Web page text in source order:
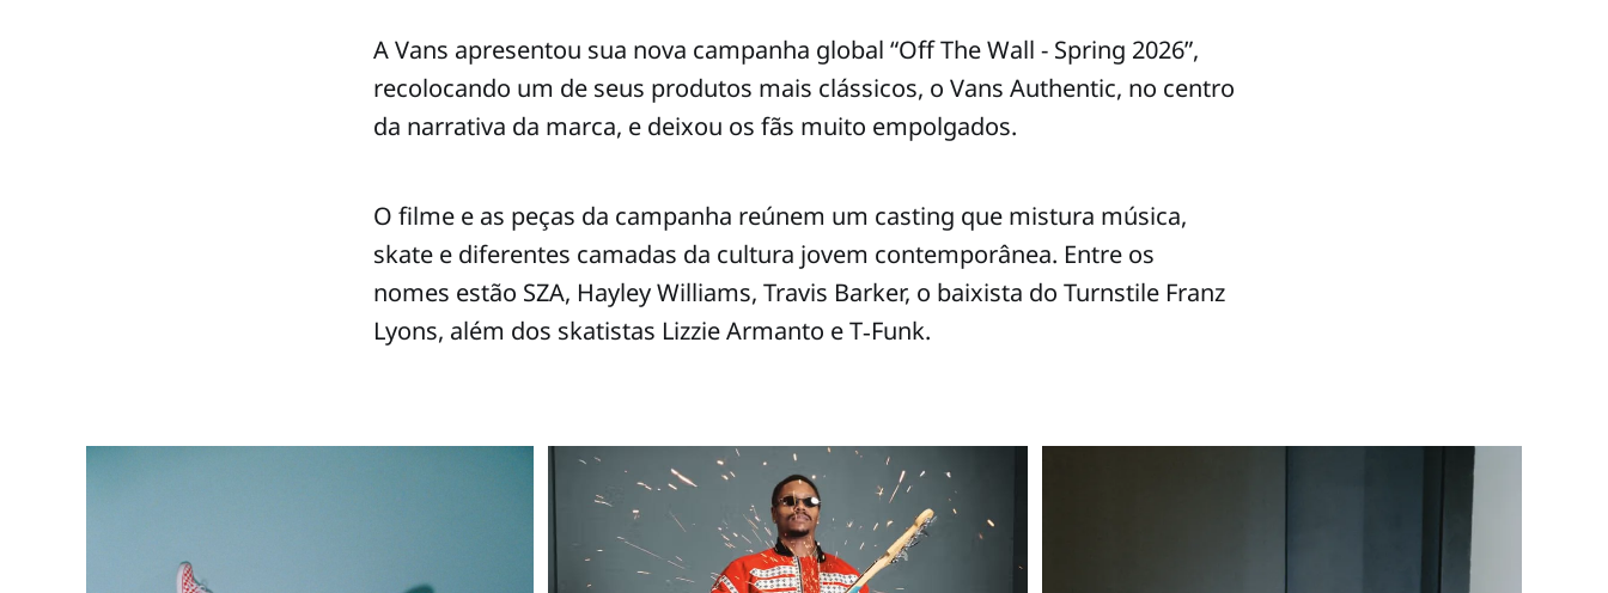
A Vans apresentou sua nova campanha global “Off The Wall - Spring 2026”,
recolocando um de seus produtos mais clássicos, o Vans Authentic, no centro
da narrativa da marca, e deixou os fãs muito empolgados.
O filme e as peças da campanha reúnem um casting que mistura música,
skate e diferentes camadas da cultura jovem contemporânea. Entre os
nomes estão SZA, Hayley Williams, Travis Barker, o baixista do Turnstile Franz
Lyons, além dos skatistas Lizzie Armanto e T‑Funk.